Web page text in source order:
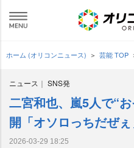
ホーム (オリコンニュース) 芸能 TOP
ニュース SNS発
二宮和也、嵐5人で“
開「オソロっちだぜぇ
2026-03-29 18:25